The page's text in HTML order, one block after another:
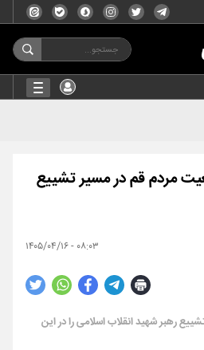
مردم قم در مسیر تشییع
۰۸:۰۳ - ۱۴۰۵/۰۴/۱۶
رهبر شهید انقلاب اسلامی را در این